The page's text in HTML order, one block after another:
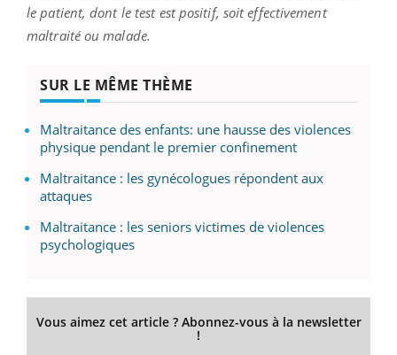
le patient, dont le test est positif, soit effectivement
maltraité ou malade.
SUR LE MÊME THÈME
Maltraitance des enfants: une hausse des violences
physique pendant le premier confinement
Maltraitance : les gynécologues répondent aux
attaques
Maltraitance : les seniors victimes de violences
psychologiques
Vous aimez cet article ? Abonnez-vous à la newsletter
!